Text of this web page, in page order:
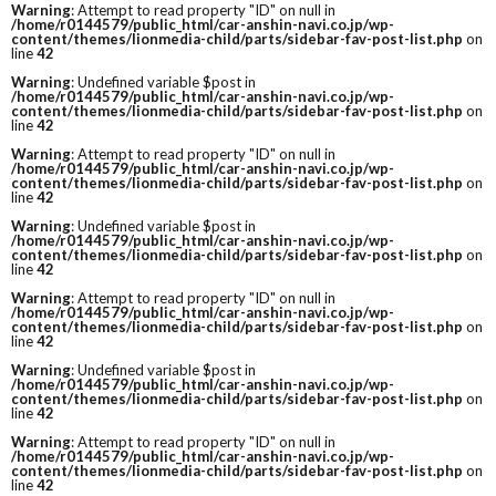
Warning: Attempt to read property "ID" on null in
/home/r0144579/public_html/car-anshin-navi.co.jp/wp-
content/themes/lionmedia-child/parts/sidebar-fav-post-list.php on
line42
Warning: Undefined variable $post in
/home/r0144579/public_html/car-anshin-navi.co.jp/wp-
content/themes/lionmedia-child/parts/sidebar-fav-post-list.php on
line42
Warning: Attempt to read property "ID" on null in
/home/r0144579/public_html/car-anshin-navi.co.jp/wp-
content/themes/lionmedia-child/parts/sidebar-fav-post-list.php on
line42
Warning: Undefined variable $post in
/home/r0144579/public_html/car-anshin-navi.co.jp/wp-
content/themes/lionmedia-child/parts/sidebar-fav-post-list.php on
line42
Warning: Attempt to read property "ID" on null in
/home/r0144579/public_html/car-anshin-navi.co.jp/wp-
content/themes/lionmedia-child/parts/sidebar-fav-post-list.php on
line42
Warning: Undefined variable $post in
/home/r0144579/public_html/car-anshin-navi.co.jp/wp-
content/themes/lionmedia-child/parts/sidebar-fav-post-list.php on
line42
Warning: Attempt to read property "ID" on null in
/home/r0144579/public_html/car-anshin-navi.co.jp/wp-
content/themes/lionmedia-child/parts/sidebar-fav-post-list.php on
line42